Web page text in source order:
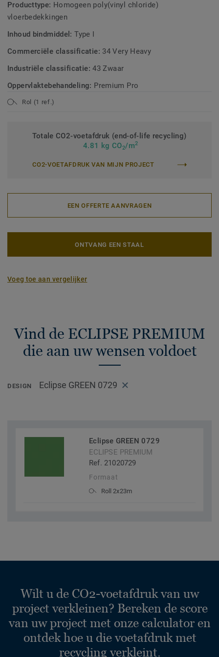
Producttype: Homogeen poly(vinyl chloride)
vloerbedekkingen
Inhoud bindmiddel:Type I
Commerciële classificatie: 34 Very Heavy
Industriële classificatie:43 Zwaar
Oppervlaktebehandeling: Premium Pro
Rol (1 ref.)
Totale CO2-voetafdruk (end-of-life recycling)
4.81 kg CO2/m2
CO2-VOETAFDRUK VAN MIJN PROJECT
EEN OFFERTE AANVRAGEN
ONTVANG EEN STAAL
Voeg toe aan vergelijker
Vind de ECLIPSE PREMIUM
die aan uw wensen voldoet
DESIGN Eclipse GREEN 0729
Eclipse GREEN 0729
ECLIPSE PREMIUM
Ref. 21020729
Formaat
Roll 2x23m
Wilt u de CO2-voetafdruk van uw
project verkleinen? Bereken de score
van uw project met onze calculator en
ontdek hoe u die voetafdruk met
recycling verkleint.